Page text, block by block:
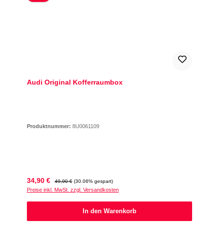
Audi Original Kofferraumbox
Produktnummer: 8U0061109
Verkaufspreis:
34,90 € Regulärer Preis:
49,90 € (30.06% gespart)
Preise inkl. MwSt. zzgl. Versandkosten
In den Warenkorb